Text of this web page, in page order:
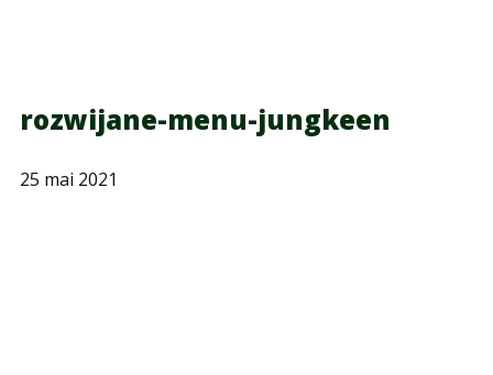
rozwijane-menu-jungkeen
25 mai 2021